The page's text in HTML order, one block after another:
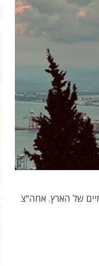
‏של הארץ. אחה"צ